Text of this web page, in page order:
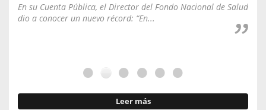
En su Cuenta Pública, el Director del Fondo Nacional de Salud
dio a conocer un nuevo récord: “En...
Leer más